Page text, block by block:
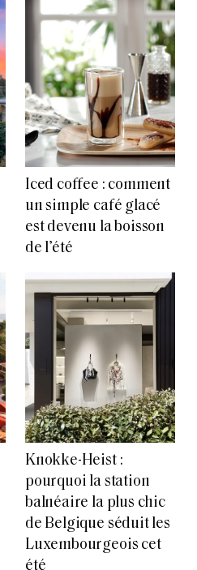
Iced coffee : comment
un simple café glacé
est devenu la boisson
de l’été
Knokke-Heist :
pourquoi la station
balnéaire la plus chic
de Belgique séduit les
Luxembourgeois cet
été